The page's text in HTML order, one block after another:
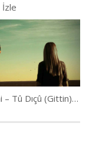
Diljen Roni – Tû Dıçû (Gittin) Klibi – Türkçe Altyazılı